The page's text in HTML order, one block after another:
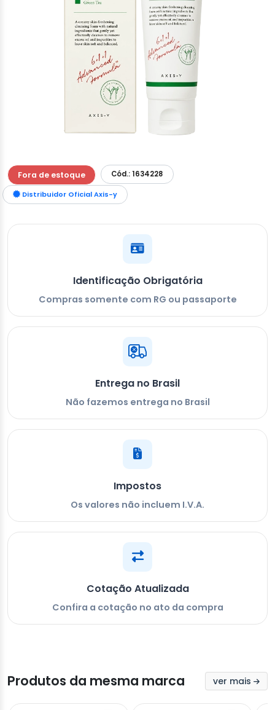
Fora de estoque Cód.: 1634228
Distribuidor Oficial Axis-y
Identificação Obrigatória
Compras somente com RG ou passaporte
Entrega no Brasil
Não fazemos entrega no Brasil
Impostos
Os valores não incluem I.V.A.
Cotação Atualizada
Confira a cotação no ato da compra
Produtos da mesma marca ver mais